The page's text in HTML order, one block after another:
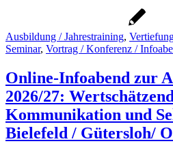
Ausbildung / Jahrestraining,
Seminar, Vortrag / Konferenz /
Online-Infoabend zur
2026/27:
Kommunikation und
Bielefeld / Gütersloh/